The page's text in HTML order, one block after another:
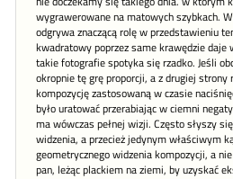
wygrawerowane na matowych szybkach.
odgrywa znaczącą rolę w przedstawieniu
kwadratowy poprzez same krawędzie
takie fotografie spotyka się rzadko. Jeśli
okropnie tę grę proporcji, a z drugiej strony
kompozycję zastosowaną w czasie
było uratować przerabiając w ciemni
ma wówczas pełnej wizji. Często słyszy
widzenia, a przecież jedynym właściwym
geometrycznego widzenia kompozycji, a
pan, leżąc plackiem na ziemi, by uzyskać